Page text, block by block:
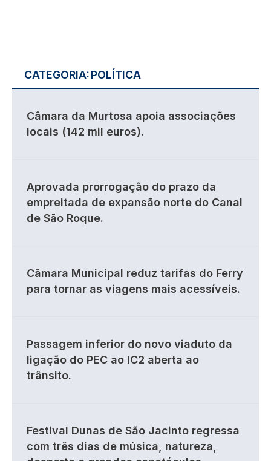
CATEGORIA:POLÍTICA
Câmara da Murtosa apoia associações
locais (142 mil euros).
Aprovada prorrogação do prazo da
empreitada de expansão norte do Canal
de São Roque.
Câmara Municipal reduz tarifas do Ferry
para tornar as viagens mais acessíveis.
Passagem inferior do novo viaduto da
ligação do PEC ao IC2 aberta ao
trânsito.
Festival Dunas de São Jacinto regressa
com três dias de música, natureza,